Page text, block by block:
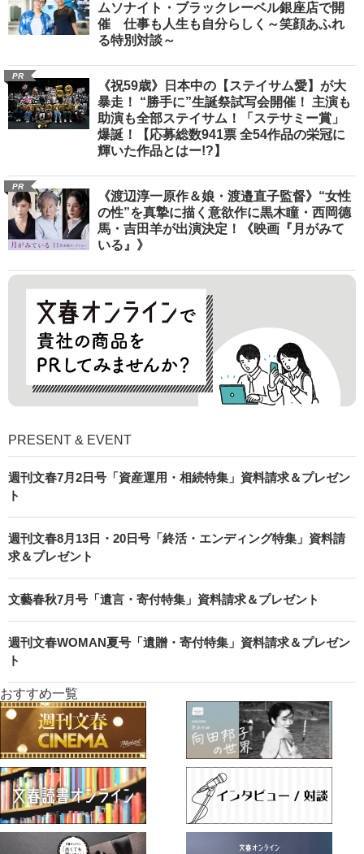
ムソナイト・ブラックレーベル銀座店で開
催 仕事も人生も自分らしく～笑顔あふれ
る特別対談～
PR
《祝59歳》日本中の【ステイサム愛】が大
暴走！ “勝手に”生誕祭試写会開催！ 主演も
助演も全部ステイサム！「ステサミー賞」
爆誕！【応募総数941票 全54作品の栄冠に
輝いた作品とはー!?】
PR
《渡辺淳一原作＆娘・渡邉直子監督》“女性
の性”を真摯に描く意欲作に黒木瞳・西岡德
馬・吉田羊が出演決定！《映画『月がみて
いる』》
PRESENT & EVENT
週刊文春7月2日号「資産運用・相続特集」資料請求＆プレゼン
ト
週刊文春8月13日・20日号「終活・エンディング特集」資料請
求＆プレゼント
文藝春秋7月号「遺言・寄付特集」資料請求＆プレゼント
週刊文春WOMAN夏号「遺贈・寄付特集」資料請求＆プレゼン
ト
おすすめ一覧